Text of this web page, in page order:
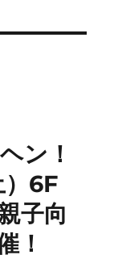
ン！
）6F
子向
！